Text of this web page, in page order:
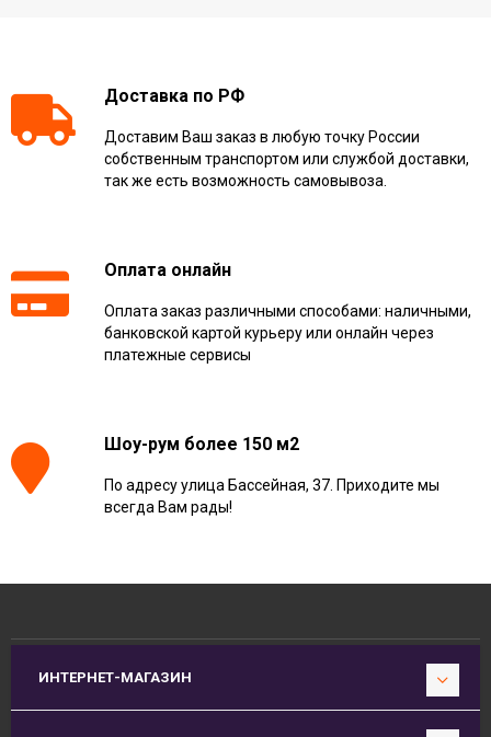
Доставка по РФ
Доставим Ваш заказ в любую точку России
собственным транспортом или службой доставки,
так же есть возможность самовывоза.
Оплата онлайн
Оплата заказ различными способами: наличными,
банковской картой курьеру или онлайн через
платежные сервисы
Шоу-рум более 150 м2
По адресу улица Бассейная, 37. Приходите мы
всегда Вам рады!
ИНТЕРНЕТ-МАГАЗИН